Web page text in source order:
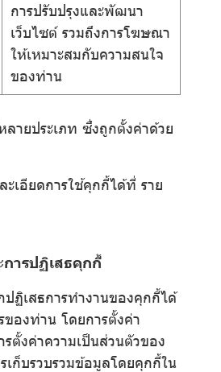
การปรับปรุงและพัฒนา
เว็บไซต์ รวมถึงการโฆษณา
ให้เหมาะสมกับความสนใจ
ของท่าน
ลายประเภท ซึ่งถูกตั้งค่าด้วย
ะเอียดการใช้คุกกี้ได้ที่ ราย
ารปฏิเสธคุกกี้
ปฏิเสธการทำงานของคุกกี้ได้
ของท่าน โดยการตั้งค่า
รตั้งค่าความเป็นส่วนตัวของ
เก็บรวบรวมข้อมูลโดยคุกกี้ใน